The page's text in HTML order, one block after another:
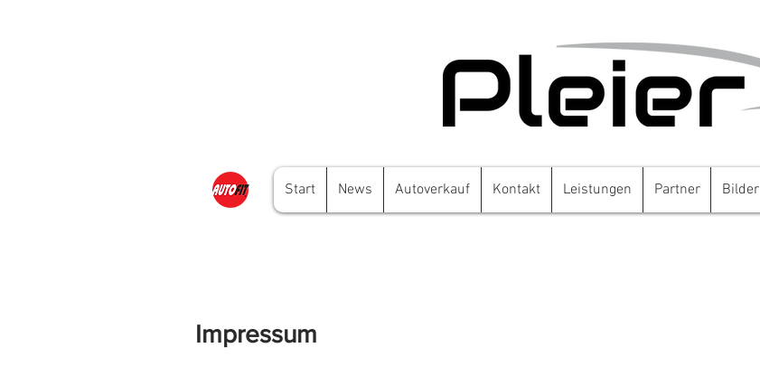
Start News Autoverkauf Kontakt Leistungen Partner Bilder
Impressum